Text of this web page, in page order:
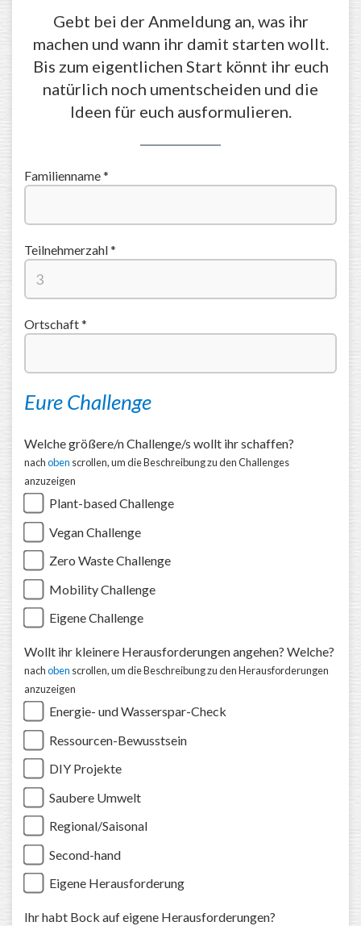
Gebt bei der Anmeldung an, was ihr
machen und wann ihr damit starten wollt.
Bis zum eigentlichen Start könnt ihr euch
natürlich noch umentscheiden und die
Ideen für euch ausformulieren.
Familienname *
Teilnehmerzahl *
Ortschaft *
Eure Challenge
Welche größere/n Challenge/s wollt ihr schaffen?
nachoben scrollen, um die Beschreibung zu den Challenges
anzuzeigen
Plant-based Challenge
Vegan Challenge
Zero Waste Challenge
Mobility Challenge
Eigene Challenge
Wollt ihr kleinere Herausforderungen angehen? Welche?
nachoben scrollen, um die Beschreibung zu den Herausforderungen
anzuzeigen
Energie- und Wasserspar-Check
Ressourcen-Bewusstsein
DIY Projekte
Saubere Umwelt
Regional/Saisonal
Second-hand
Eigene Herausforderung
Ihr habt Bock auf eigene Herausforderungen?